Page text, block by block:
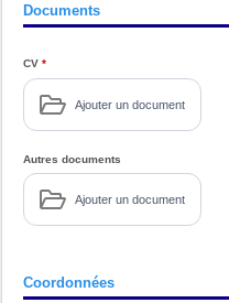
Documents
CV*
Ajouter un document
Autres documents
Ajouter un document
Coordonnées